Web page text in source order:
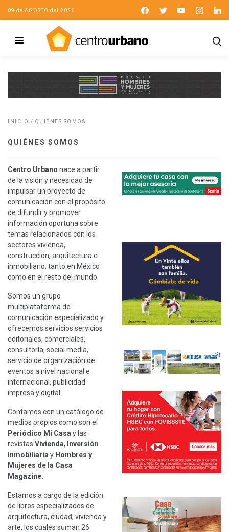
09 de AGOSTO del 2026
INICIO / QUIÉNES SOMOS
QUIÉNES SOMOS
Centro Urbano nace a partir
de la visión y necesidad de
impulsar un proyecto de
comunicación con el propósito
de difundir y promover
información oportuna sobre
temas relacionados con los
sectores vivienda,
construcción, arquitectura e
inmobiliario, tanto en México
como en el resto del mundo.
Somos un grupo
multiplataforma de
comunicación especializado y
ofrecemos servicios servicios
editoriales, comerciales,
consultoría, social media,
servicio de organización de
eventos a nivel nacional e
internacional, publicidad
impresa y digital.
Contamos con un catálogo de
medios propios como son el
Periódico Mi Casa y las
revistas Vivienda, Inversión
Inmobiliaria y Hombres y
Mujeres de la Casa
Magazine.
Estamos a cargo de la edición
de libros especializados de
arquitectura, ciudad, vivienda y
arte, los cuales suman 26